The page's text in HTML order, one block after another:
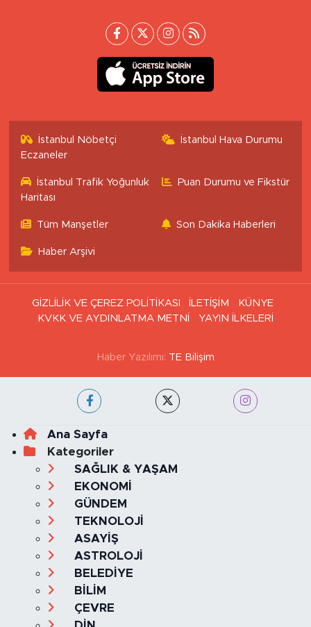
İstanbul Nöbetçi
Eczaneler
İstanbul Hava Durumu
İstanbul Trafik Yoğunluk
Haritası
Puan Durumu ve Fikstür
Tüm Manşetler Son Dakika Haberleri
Haber Arşivi
GİZLİLİK VE ÇEREZ POLİTİKASI İLETİŞİM
KÜNYE
KVKK VE AYDINLATMA METNİ
YAYIN İLKELERİ
Haber Yazılımı: TE Bilişim
Ana Sayfa
Kategoriler
SAĞLIK & YAŞAM
EKONOMİ
GÜNDEM
TEKNOLOJİ
ASAYİŞ
ASTROLOJİ
BELEDİYE
BİLİM
ÇEVRE